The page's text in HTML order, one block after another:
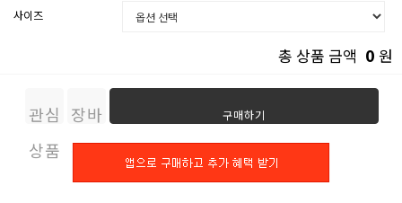
사이즈
총 상품 금액 0 원
관심
상품
장바
구니
구매하기